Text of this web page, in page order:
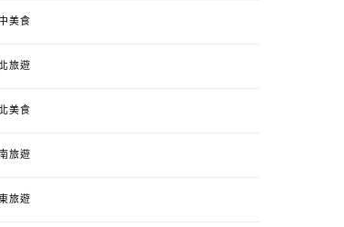
錯、認識華德福
ON
美食
旅遊
美食
旅遊
旅遊